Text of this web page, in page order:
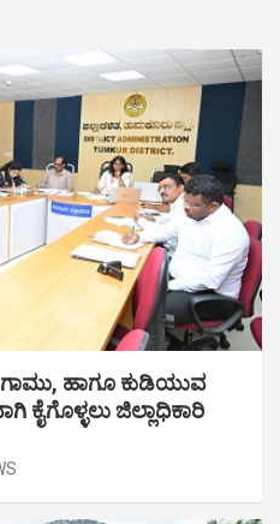
ಹಾಗೂ ಕುಡಿಯುವ
ಜಿಲ್ಲಾಧಿಕಾರಿ